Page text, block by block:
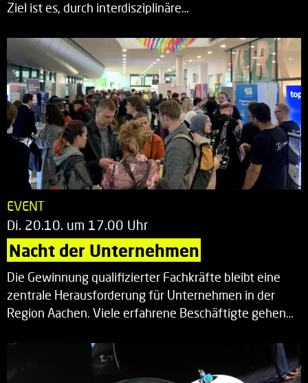
Ziel ist es, durch interdisziplinäre…
EVENT
Di. 20.10. um 17.00 Uhr
Nacht der Unternehmen
Die Gewinnung qualifizierter Fachkräfte bleibt eine
zentrale Herausforderung für Unternehmen in der
Region Aachen. Viele erfahrene Beschäftigte gehen…